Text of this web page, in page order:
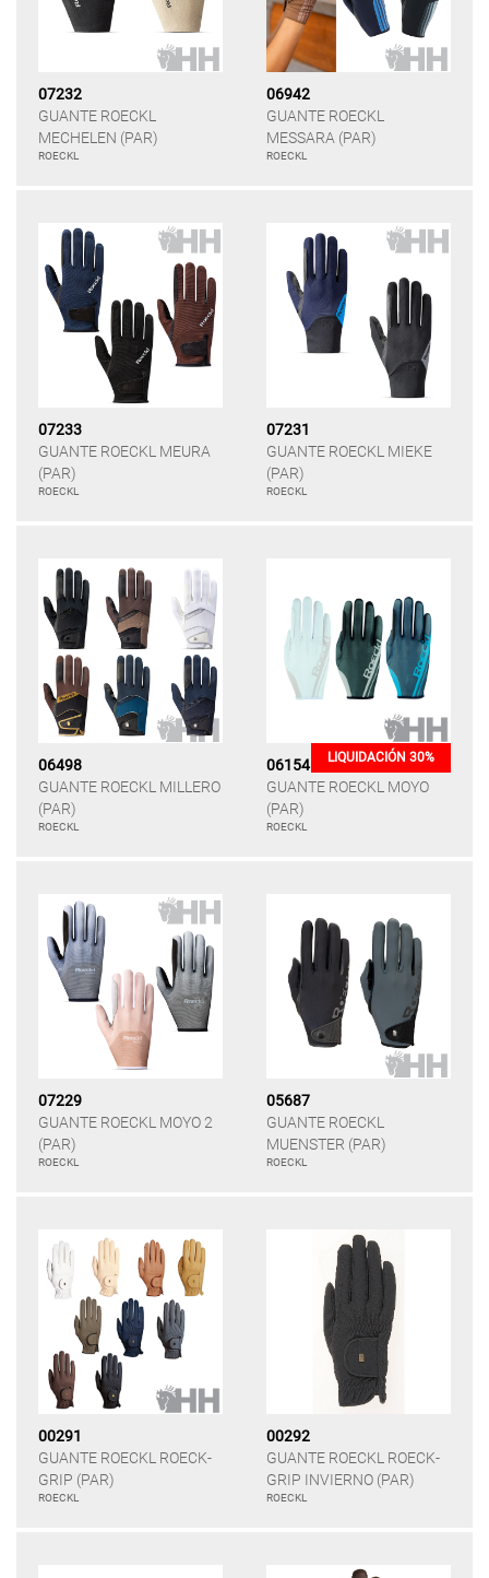
07232
GUANTE ROECKL
MECHELEN (PAR)
ROECKL
06942
GUANTE ROECKL
MESSARA (PAR)
ROECKL
07233
GUANTE ROECKL MEURA
(PAR)
ROECKL
07231
GUANTE ROECKL MIEKE
(PAR)
ROECKL
06498
GUANTE ROECKL MILLERO
(PAR)
ROECKL
06154 LIQUIDACIÓN 30%
GUANTE ROECKL MOYO
(PAR)
ROECKL
07229
GUANTE ROECKL MOYO 2
(PAR)
ROECKL
05687
GUANTE ROECKL
MUENSTER (PAR)
ROECKL
00291
GUANTE ROECKL ROECK-
GRIP (PAR)
ROECKL
00292
GUANTE ROECKL ROECK-
GRIP INVIERNO (PAR)
ROECKL